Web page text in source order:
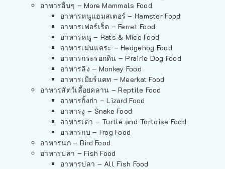
อาหารอื่นๆ – More Mammals Food
อาหารหนูแฮมสเตอร์ – Hamster Food
อาหารเฟอร์เร็ต – Ferret Food
อาหารหนู – Rats & Mice Food
อาหารเม่นแคระ – Hedgehog Food
อาหารกระรอกดิน – Prairie Dog Food
อาหารลิง – Monkey Food
อาหารเมียร์แคท – Meerkat Food
อาหารสัตว์เลี้อยคลาน – Reptile Food
อาหารกิ้งก่า – Lizard Food
อาหารงู – Snake Food
อาหารเต่า – Turtle and Tortoise Food
อาหารกบ – Frog Food
อาหารนก – Bird Food
อาหารปลา – Fish Food
อาหารปลา – All Fish Food